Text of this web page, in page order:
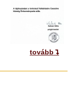
tovább